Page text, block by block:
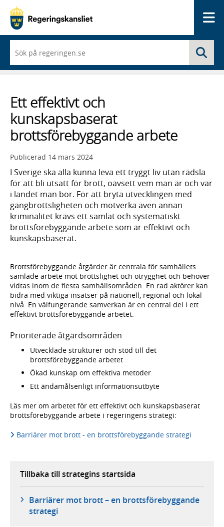
du
börjar
skriva
en
lista
med
sökförslag
Ett effektivt och
kunskapsbaserat
brottsförebyggande arbete
Publicerad 14 mars 2024
I Sverige ska alla kunna leva ett tryggt liv utan rädsla
för att bli utsatt för brott, oavsett vem man är och var
i landet man bor. För att bryta utvecklingen med
gängbrottsligheten och motverka även annan
kriminalitet krävs ett samlat och systematiskt
brottsförebyggande arbete som är effektivt och
kunskapsbaserat.
Brottsförebyggande åtgärder är centrala för samhällets
samlade arbete mot brottslighet och otrygghet och behöver
vidtas inom de flesta samhällsområden. En rad aktörer kan
bidra med viktiga insatser på nationell, regional och lokal
nivå. En välfungerande samverkan är en central del i ett
effektivt brottsförebyggande arbetet.
Prioriterade åtgärdsområden
Utvecklade strukturer och stöd till det
brottsförebyggande arbetet
Ökad kunskap om effektiva metoder
Ett ändamålsenligt informationsutbyte
Läs mer om arbetet för ett effektivt och kunskapsbaserat
brottsförebyggande arbete i regeringens strategi:
Barriärer mot brott - en brottsförebyggande strategi
Tillbaka till strategins startsida
Barriärer mot brott – en brottsförebyggande
strategi